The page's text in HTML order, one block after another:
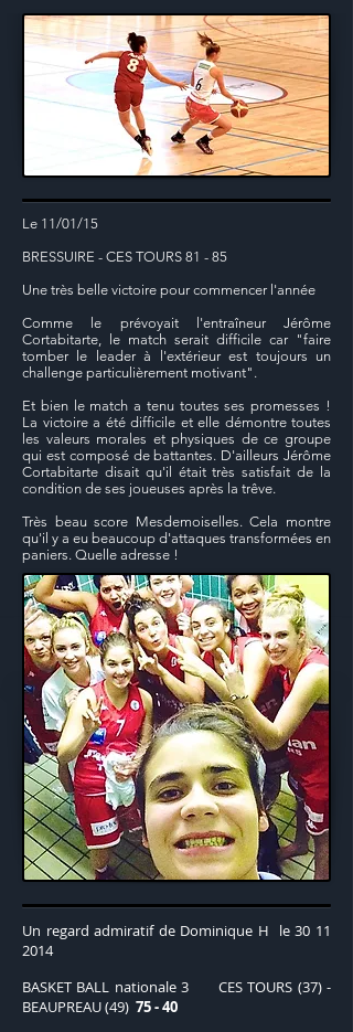
Le 11/01/15
BRESSUIRE - CES TOURS 81 - 85
Une très belle victoire pour commencer l'année
Comme le prévoyait l'entraîneur Jérôme
Cortabitarte, le match serait difficile car "faire
tomber le leader à l'extérieur est toujours un
challenge particulièrement motivant".
Et bien le match a tenu toutes ses promesses !
La victoire a été difficile et elle démontre toutes
les valeurs morales et physiques de ce groupe
qui est composé de battantes. D'ailleurs Jérôme
Cortabitarte disait qu'il était très satisfait de la
condition de ses joueuses après la trêve.
Très beau score Mesdemoiselles. Cela montre
qu'il y a eu beaucoup d'attaques transformées en
paniers. Quelle adresse !
Un regard admiratif de Dominique H le30 11
2014
BASKET BALL nationale 3 CES TOURS (37) -
BEAUPREAU (49) 75 - 40